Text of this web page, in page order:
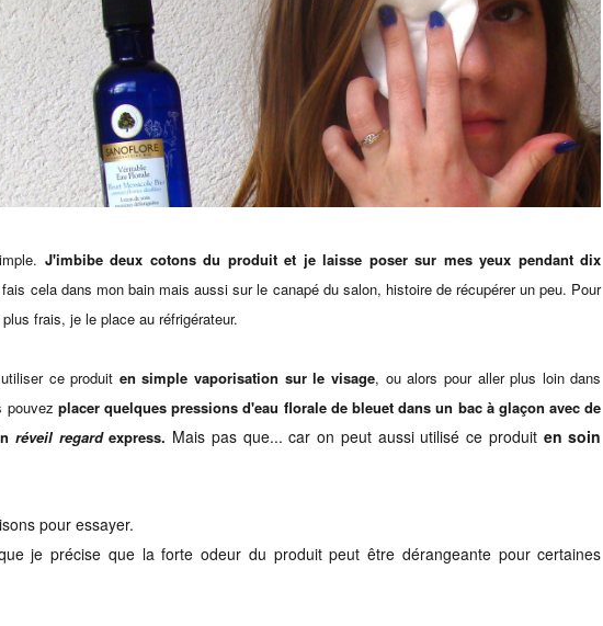
J'imbibe deux cotons du produit et je laisse poser sur mes yeux pendant dix
cela dans mon bain mais aussi sur le canapé du salon, histoire de récupérer un peu. Pour
frais, je le place au réfrigérateur.
ce produit en simple vaporisation sur le visage, ou alors pour aller plus loin dans
pouvez placer quelques pressions d'eau florale de bleuet dans un bac à glaçon avec de
réveil regardexpress. Mais pas que... car on peut aussi utilisé ce produit en soin
pour essayer.
je précise que la forte odeur du produit peut être dérangeante pour certaines